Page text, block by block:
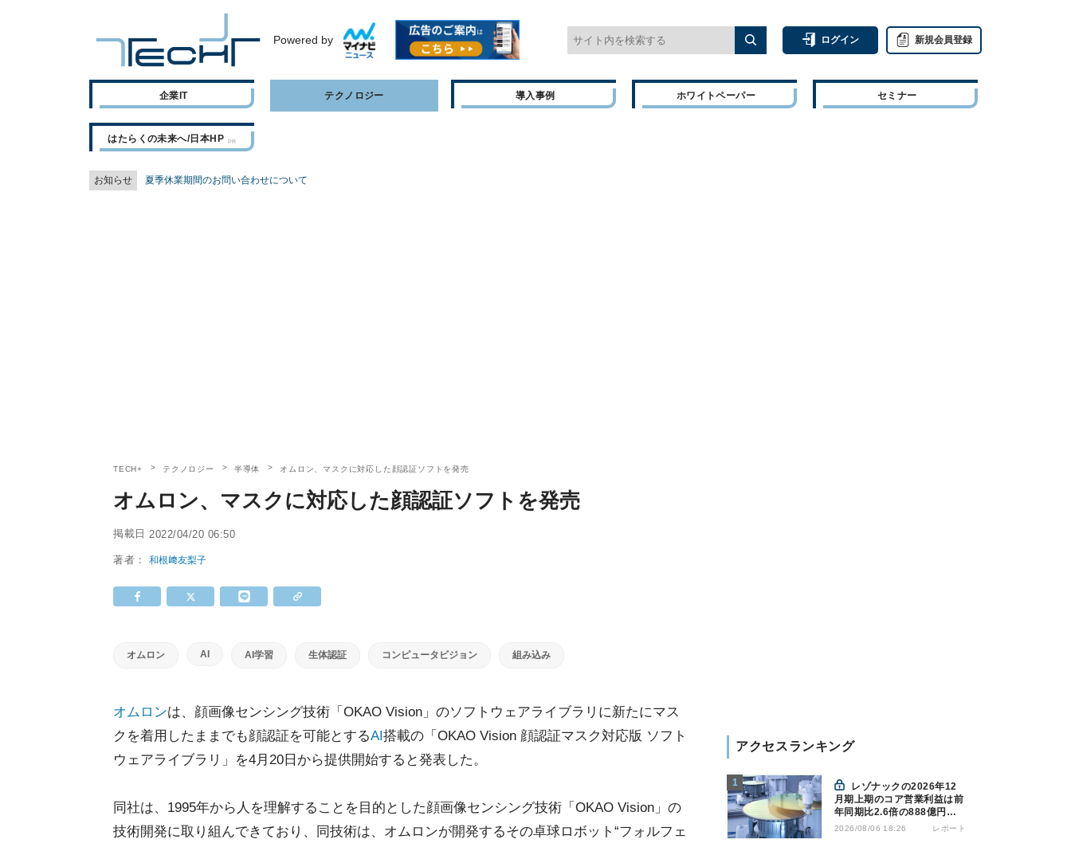
Powered by ログイン 新規会員登録
企業IT テクノロジー 導入事例 ホワイトペーパー セミナー
はたらくの未来へ/日本HP
お知らせ 夏季休業期間のお問い合わせについて
TECH+ テクノロジー 半導体 オムロン、マスクに対応した顔認証ソフトを発売
オムロン、マスクに対応した顔認証ソフトを発売
掲載日 2022/04/20 06:50
著者：和根﨑友梨子
オムロン AI AI学習 生体認証 コンピュータビジョン 組み込み
オムロンは、顔画像センシング技術「OKAO Vision」のソフトウェアライブラリに新たにマス
クを着用したままでも顔認証を可能とするAI搭載の「OKAO Vision 顔認証マスク対応版 ソフト
ウェアライブラリ」を4月20日から提供開始すると発表した。
同社は、1995年から人を理解することを目的とした顔画像センシング技術「OKAO Vision」の
技術開発に取り組んできており、同技術は、オムロンが開発するその卓球ロボット“フォルフェ
アクセスランキング
月期上期のコア営業利益は前
年同期比2.6倍の888億円、
AI向け半導体材料が好調
2026/08/06 18:26 レポート